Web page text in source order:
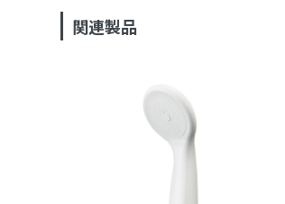
関連製品